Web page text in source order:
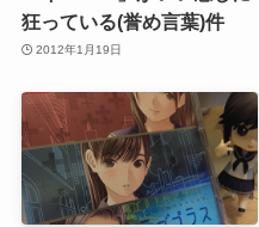
狂っている(誉め言葉)件
2012年1月19日